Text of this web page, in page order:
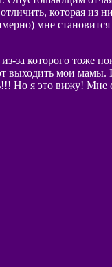
которая
мне
за которого тоже
выходить мои
Но я это вижу! Мне